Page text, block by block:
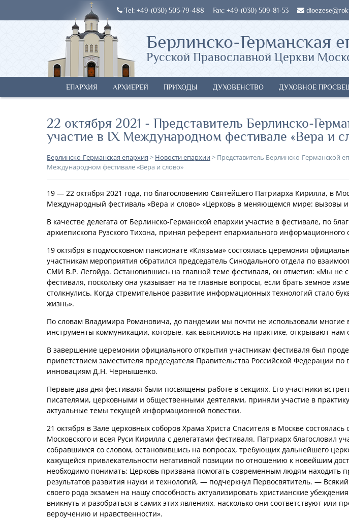
Tel: +49-(030) 503-79-488 Fax: +49-(030) 509-81-53
Берлинско-Германская
Русской Православной Церкви
ЕПАРХИЯ АРХИЕРЕЙ ПРИХОДЫ ДУХОВЕНСТВО ДУХОВНОЕ
22 октября 2021 - Представитель Берлинско-
участие в IX Международном фестивале «Вера и
Берлинско-Германская епархия > Новости епархии> Представитель Берлинско-Германской
Международном фестивале «Вера и слово»
19 — 22 октября 2021 года, по благословению Святейшего Патриарха Кирилла, в
Международный фестиваль «Вера и слово» «Церковь в меняющемся мире: вызовы
В качестве делегата от Берлинско-Германской епархии участие в фестивале, по
архиепископа Рузского Тихона, принял референт епархиального
19 октября в подмосковном пансионате «Клязьма» состоялась церемония
участникам мероприятия обратился председатель Синодального отдела по
СМИ В.Р. Легойда. Остановившись на главной теме фестиваля, он отметил: «Мы не
фестиваля, поскольку она указывает на те главные вопросы, если брать земное
столкнулись. Когда стремительное развитие информационных технологий стало
жизнь».
По словам Владимира Романовича, до пандемии мы почти не использовали
инструменты коммуникации, которые, как выяснилось на практике, открывают
В завершение церемонии официального открытия участникам фестиваля был
приветствием заместителя председателя Правительства Российской Федерации
инновациям Д.Н. Чернышенко.
Первые два дня фестиваля были посвящены работе в секциях. Его участники
писателями, церковными и общественными деятелями, приняли участие в
актуальные темы текущей информационной повестки.
21 октября в Зале церковных соборов Храма Христа Спасителя в Москве
Московского и всея Руси Кирилла с делегатами фестиваля. Патриарх благословил
собравшимся со словом, остановившись на вопросах, требующих дальнейшего
кажущейся привлекательности негативной позиции по отношению к новейшим
необходимо понимать: Церковь призвана помогать современным людям находить
результатов развития науки и технологий, — подчеркнул Первосвятитель. —
своего рода экзамен на нашу способность актуализировать христианские
вникнуть и разобраться в самих этих явлениях, насколько они соответствуют или
вероучению и нравственности».